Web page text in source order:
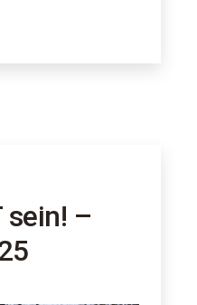
sein! –